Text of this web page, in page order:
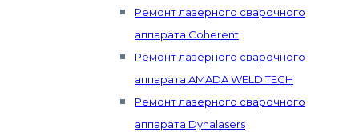
Ремонт лазерного сварочного
аппарата Coherent
Ремонт лазерного сварочного
аппарата AMADA WELD TECH
Ремонт лазерного сварочного
аппарата Dynalasers